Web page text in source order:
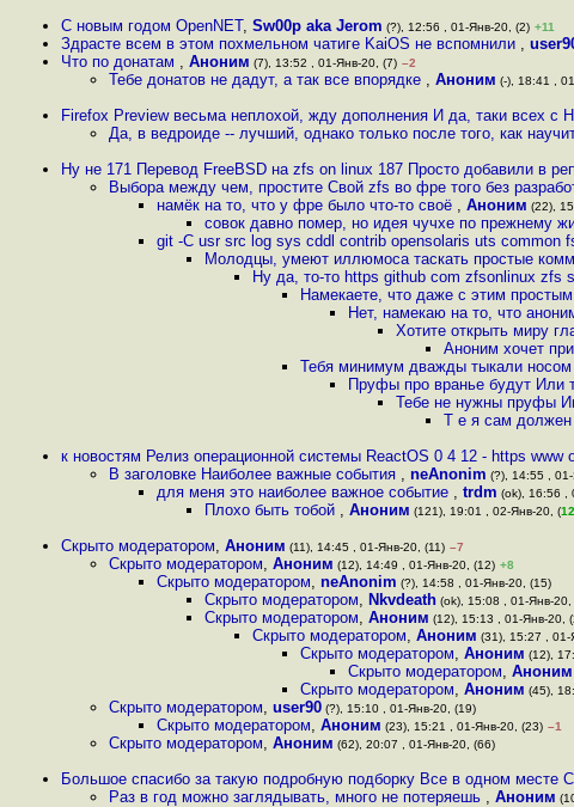
С новым годом OpenNET, Sw00p aka Jerom (?), 12:56 , 01-Янв-20, (2) +11
Здрасте всем в этом похмельном чатиге KaiOS не вспомнили ,
Что по донатам , Аноним (7), 13:52 , 01-Янв-20, (7) –2
Тебе донатов не дадут, а так все впорядке , Аноним (-), 18:41 ,
Firefox Preview весьма неплохой, жду дополнения И да, таки всех с
Да, в ведроиде -- лучший, однако только после того, как
Ну не 171 Перевод FreeBSD на zfs on linux 187 Просто добавили в
Выбора между чем, простите Свой zfs во фре того без
намёк на то, что у фре было что-то своё , Аноним (22),
совок давно помер, но идея чучхе по прежнему
git -C usr src log sys cddl contrib opensolaris uts common
Молодцы, умеют иллюмоса таскать простые
Ну да, то-то https github com zfsonlinux zfs
Намекаете, что даже с этим
Нет, намекаю на то, что
Хотите открыть миру
Аноним хочет
Тебя минимум дважды тыкали
Пруфы про вранье будут Или
Тебе не нужны пруфы
Т е я сам должен
к новостям Релиз операционной системы ReactOS 0 4 12 - https www
В заголовке Наиболее важные события , neAnonim (?), 14:55 ,
для меня это наиболее важное событие , trdm (ok), 16:56 ,
Плохо быть тобой , Аноним (121), 19:01 , 02-Янв-20, (
Скрыто модератором, Аноним (11), 14:45 , 01-Янв-20, (11) –7
Скрыто модератором, Аноним (12), 14:49 , 01-Янв-20, (12) +8
Скрыто модератором, neAnonim (?), 14:58 , 01-Янв-20, (15)
Скрыто модератором, Nkvdeath (ok), 15:08 , 01-Янв-20,
Скрыто модератором, Аноним (12), 15:13 , 01-Янв-20,
Скрыто модератором, Аноним (31), 15:27 , 01-
Скрыто модератором, Аноним (12),
Скрыто модератором, Аноним
Скрыто модератором, Аноним (45),
Скрыто модератором, user90 (?), 15:10 , 01-Янв-20, (19)
Скрыто модератором, Аноним (23), 15:21 , 01-Янв-20, (23) –1
Скрыто модератором, Аноним (62), 20:07 , 01-Янв-20, (66)
Большое спасибо за такую подробную подборку Все в одном месте
Раз в год можно заглядывать, много не потеряешь , Аноним